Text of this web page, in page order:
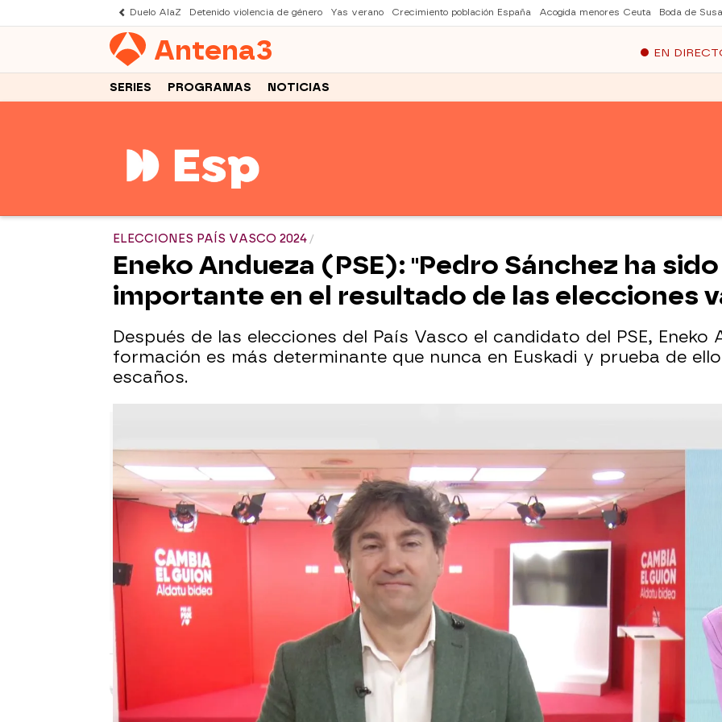
Duelo AlaZ Detenido violencia de género Yas verano Crecimiento población España Acogida menores Ceuta Boda de
Antena3 EN
SERIES PROGRAMAS NOTICIAS
ELECCIONES PAÍS VASCO 2024
Eneko Andueza (PSE): "Pedro Sánchez ha
importante en el resultado de las elecciones
Después de las elecciones del País Vasco el candidato del PSE, Eneko
formación es más determinante que nunca en Euskadi y prueba de
escaños.
22 de abril de 2024, 10:30
Whatsapp
Facebook
X